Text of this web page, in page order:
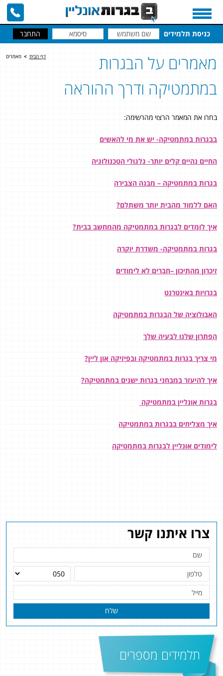
כניסת תלמידים
צרו איתנו קשר
שלח
תלמידים מספרים
דף הבית > מאמרים
מאמרים על הבגרות
במתמטיקה ודרך ההוראה
בחרו את המאמר הרצוי מהרשימה:
בבגרות במתמטיקה- יש את מי להאשים
החיים נהיים קלים יותר- גלגולי הטכנולוגיה
בגרות במתמטיקה – מבנה הצבירה
האם ללמוד מהבית יותר משתלם?
איך לומדים לבגרות במתמטיקה מהמחשב בבית?
בגרות במתמטיקה- משדרת יוקרה
זיכרון מהתיכון –חברים לא לימודים
בגרויות באינטרנט
האבולוציה של הבגרות במתמטיקה
הפתרון שלנו לבעיה שלך
מי צריך בגרות במתמטיקה ובפיזיקה און ליין?
איך להיעזר במבחני בגרות ישנים במתמטיקה?
בגרות אונליין במתמטיקה
איך מצליחים בבגרות במתמטיקה
לימודים אונליין לבגרות במתמטיקה